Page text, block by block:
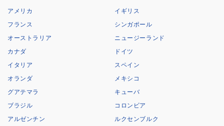
アメリカ
イギリス
フランス
シンガポール
オーストラリア
ニュージーランド
カナダ
ドイツ
イタリア
スペイン
オランダ
メキシコ
グアテマラ
キューバ
ブラジル
コロンビア
アルゼンチン
ルクセンブルク